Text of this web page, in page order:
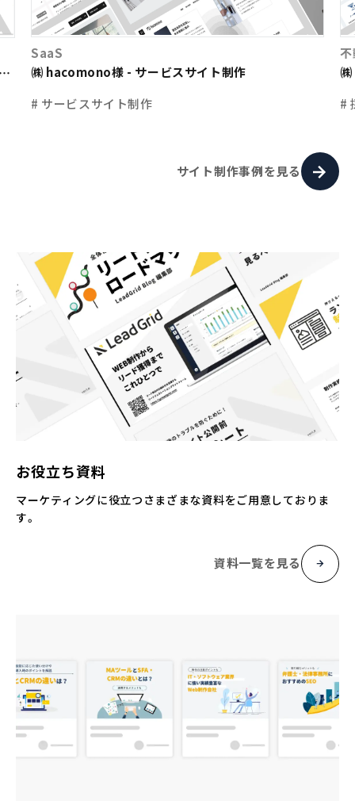
SaaS
㈱ hacomono様 - サービスサイト制作
# サービスサイト制作
#
サイト制作事例を見る
お役立ち資料
マーケティングに役立つさまざまな資料をご用意しておりま
す。
資料一覧を見る